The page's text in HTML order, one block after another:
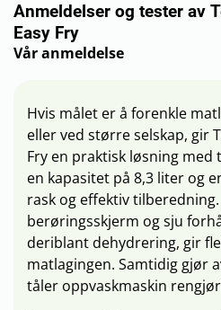
Anmeldelser og tester av
Easy Fry
Vår anmeldelse
Hvis målet er å forenkle
eller ved større selskap, gir
Fry en praktisk løsning med
en kapasitet på 8,3 liter og
rask og effektiv
berøringsskjerm og sju
deriblant dehydrering, gir
matlagingen. Samtidig gjør
tåler oppvaskmaskin